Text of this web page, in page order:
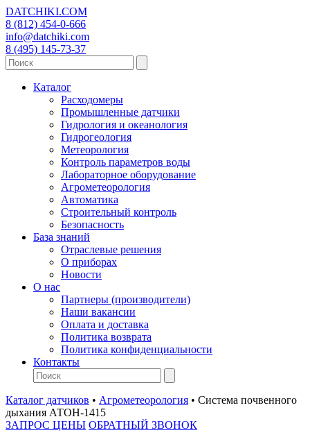
DATCHIKI.COM
8 (812) 454-0-666
info@datchiki.com
8 (495) 145-73-37
Каталог
Расходомеры
Промышленные датчики
Гидрология и океанология
Гидрогеология
Метеорология
Контроль параметров воды
Лабораторное оборудование
Агрометеорология
Автоматика
Строительный контроль
Безопасность
База знаний
Отраслевые решения
О приборах
Новости
О нас
Партнеры (производители)
Наши вакансии
Оплата и доставка
Политика возврата
Политика конфиденциальности
Контакты
Каталог датчиков • Агрометеорология • Система почвенного
дыхания АТОН-1415
ЗАПРОС ЦЕНЫ ОБРАТНЫЙ ЗВОНОК